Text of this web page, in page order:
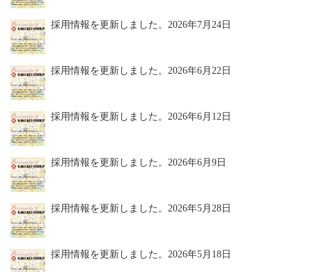
採用情報を更新しました。 2026年7月24日
採用情報を更新しました。 2026年6月22日
採用情報を更新しました。 2026年6月12日
採用情報を更新しました。 2026年6月9日
採用情報を更新しました。 2026年5月28日
採用情報を更新しました。 2026年5月18日